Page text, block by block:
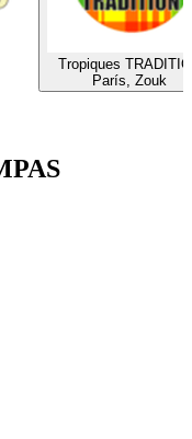
Tropiques
París, Zouk